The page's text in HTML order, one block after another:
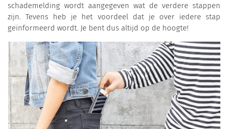
schademelding wordt aangegeven wat de verdere stappen
zijn. Tevens heb je het voordeel dat je over iedere stap
geïnformeerd wordt. Je bent dus altijd op de hoogte!